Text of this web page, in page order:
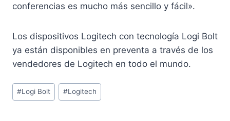
conferencias es mucho más sencillo y fácil».
Los dispositivos Logitech con tecnología Logi Bolt
ya están disponibles en preventa a través de los
vendedores de Logitech en todo el mundo.
Etiquetas
de
#Logi Bolt #Logitech